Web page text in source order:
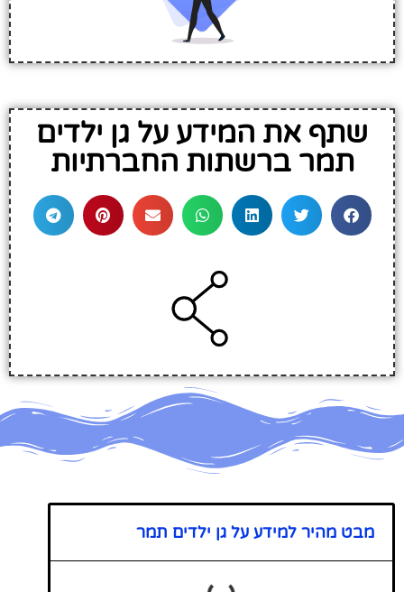
שתף את המידע על גן ילדים
תמר ברשתות החברתיות
מבט מהיר למידע על גן ילדים תמר